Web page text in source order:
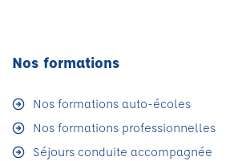
Nos formations
Nos formations auto-écoles
Nos formations professionnelles
Séjours conduite accompagnée